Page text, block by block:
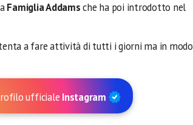
Famiglia Addamsche ha poi introdotto nel
a fare attività di tutti i giorni ma in modo
ufficiale Instagram